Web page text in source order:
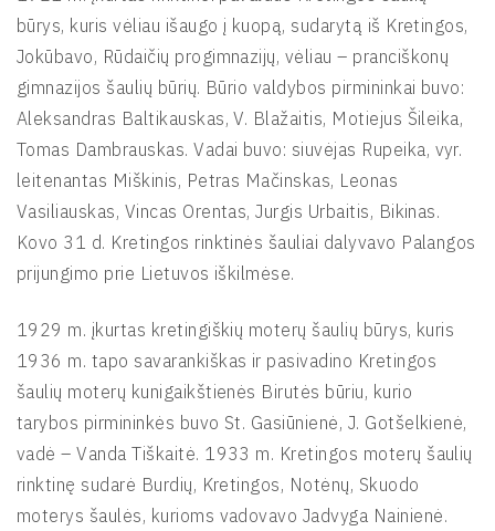
būrys, kuris vėliau išaugo į kuopą, sudarytą iš Kretingos,
Jokūbavo, Rūdaičių progimnazijų, vėliau – pranciškonų
gimnazijos šaulių būrių. Būrio valdybos pirmininkai buvo:
Aleksandras Baltikauskas, V. Blažaitis, Motiejus Šileika,
Tomas Dambrauskas. Vadai buvo: siuvėjas Rupeika, vyr.
leitenantas Miškinis, Petras Mačinskas, Leonas
Vasiliauskas, Vincas Orentas, Jurgis Urbaitis, Bikinas.
Kovo 31 d. Kretingos rinktinės šauliai dalyvavo Palangos
prijungimo prie Lietuvos iškilmėse.
1929 m. įkurtas kretingiškių moterų šaulių būrys, kuris
1936 m. tapo savarankiškas ir pasivadino Kretingos
šaulių moterų kunigaikštienės Birutės būriu, kurio
tarybos pirmininkės buvo St. Gasiūnienė, J. Gotšelkienė,
vadė – Vanda Tiškaitė. 1933 m. Kretingos moterų šaulių
rinktinę sudarė Burdių, Kretingos, Notėnų, Skuodo
moterys šaulės, kurioms vadovavo Jadvyga Nainienė.